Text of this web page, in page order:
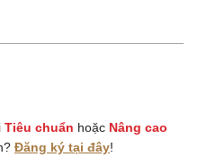
Tiêu chuẩn hoặc Nâng cao
Đăng ký tại đây!